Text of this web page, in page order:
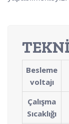
Besleme
voltajı
Çalışma
Sıcaklığı